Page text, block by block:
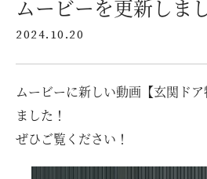
施工事例
ラインナップ
モデルハウス（KOUBOX）
ムービーを更新しま
2024.10.20
ムービーに新しい動画【玄関ド
ました！
ぜひご覧ください！